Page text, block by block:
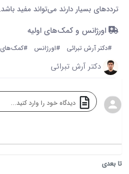
ترددهای بسیار دارند می‌تواند مفید باشد.
اورژانس و کمک‌های اولیه
#دکتر آرش تبرائی #اورژانس #کمک‌های
دکتر آرش تبرائی
تا بعدی